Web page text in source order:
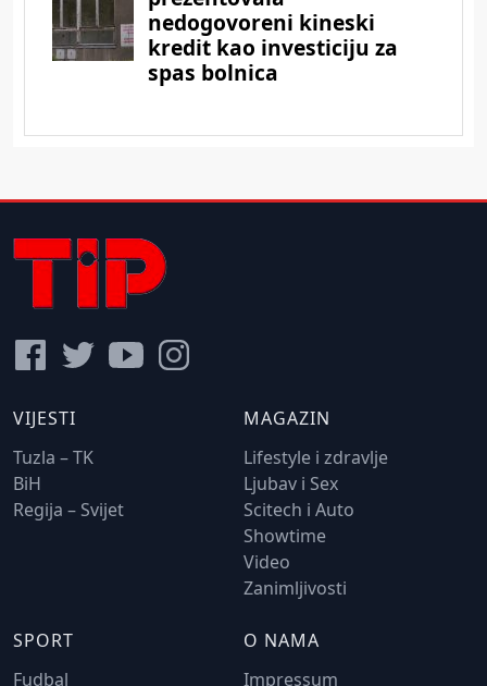
VIJESTI
Tuzla – TK
BiH
Regija – Svijet
MAGAZIN
Lifestyle i zdravlje
Ljubav i Sex
Scitech i Auto
Showtime
Video
Zanimljivosti
SPORT
Fudbal
O NAMA
Impressum